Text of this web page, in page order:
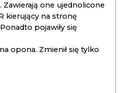
one ujednolicone
kierujący na stronę
pojawiły się
opona. Zmienił się tylko